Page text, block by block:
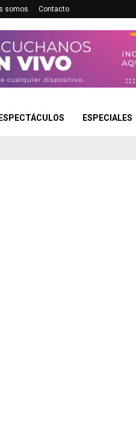
somos Contacto
ESPECTÁCULOS ESPECIALES